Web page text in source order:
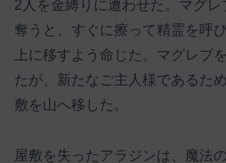
2人を金縛りに遭わせた。マグ
奪うと、すぐに擦って精霊を呼
上に移すよう命じた。マグレブ
たが、新たなご主人様であるた
敷を山へ移した。
屋敷を失ったアラジンは、魔法